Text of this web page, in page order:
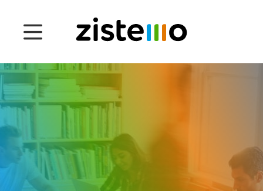
Funktionen
Anwesenheits-Management
Projektzeiterfassung
Management der Betriebsprozesse
Customers